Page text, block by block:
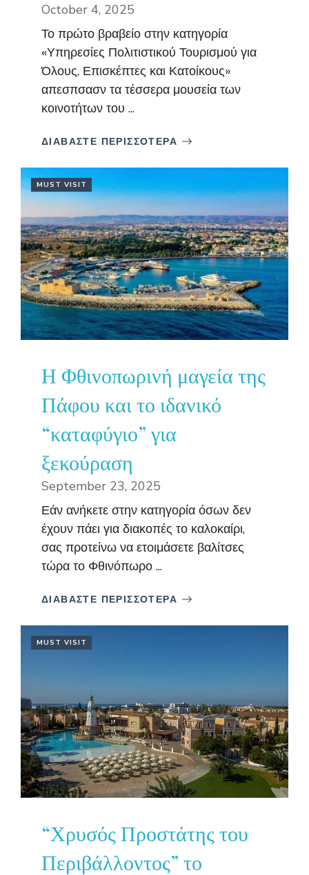
October 4, 2025
Το πρώτο βραβείο στην κατηγορία
«Υπηρεσίες Πολιτιστικού Τουρισμού για
Όλους, Επισκέπτες και Κατοίκους»
απεσπσασν τα τέσσερα μουσεία των
κοινοτήτων του ...
ΔΙΑΒΑΣΤΕ ΠΕΡΙΣΣΟΤΕΡΑ
MUST VISIT
Η Φθινοπωρινή μαγεία της
Πάφου και το ιδανικό
“καταφύγιο” για
ξεκούραση
September 23, 2025
Εάν ανήκετε στην κατηγορία όσων δεν
έχουν πάει για διακοπές το καλοκαίρι,
σας προτείνω να ετοιμάσετε βαλίτσες
τώρα το Φθινόπωρο ...
ΔΙΑΒΑΣΤΕ ΠΕΡΙΣΣΟΤΕΡΑ
MUST VISIT
“Χρυσός Προστάτης του
Περιβάλλοντος” το